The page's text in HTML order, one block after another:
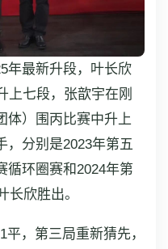
年最新升段，叶长欣
上七段，张歆宇在刚
体）围丙比赛中升上
，分别是2023年第五
循环圈赛和2024年第
长欣胜出。
，第三局重新猜先，